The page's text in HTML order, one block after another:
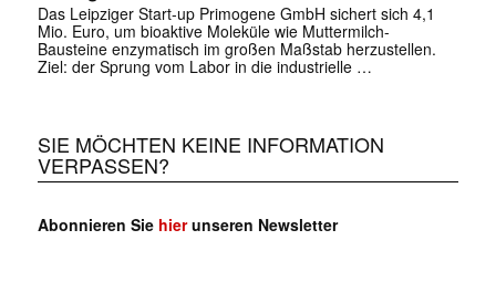
Das Leipziger Start-up Primogene GmbH sichert sich 4,1
Mio. Euro, um bioaktive Moleküle wie Muttermilch-
Bausteine enzymatisch im großen Maßstab herzustellen.
Ziel: der Sprung vom Labor in die industrielle …
SIE MÖCHTEN KEINE INFORMATION
VERPASSEN?
Abonnieren Sie hierunseren Newsletter